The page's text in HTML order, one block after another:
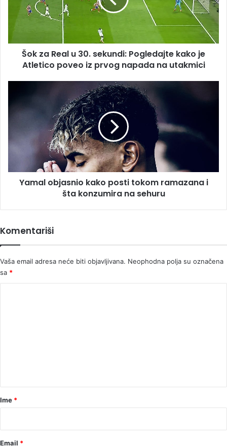
sekundi:
Pogledajte
je
Atletico
poveo
na
Šok za Real u 30. sekundi: Pogledajte kako je
Atletico poveo iz prvog napada na utakmici
objasnio
kako
ramazana
konzumira
Yamal objasnio kako posti tokom ramazana i
šta konzumira na sehuru
Komentariši
Vaša email adresa neće biti objavljivana. Neophodna polja su označena
sa *
r
Ime *
Email *